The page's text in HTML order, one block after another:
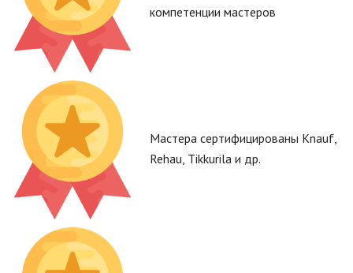
компетенции мастеров
Мастера сертифицированы Knauf,
Rehau, Tikkurila и др.